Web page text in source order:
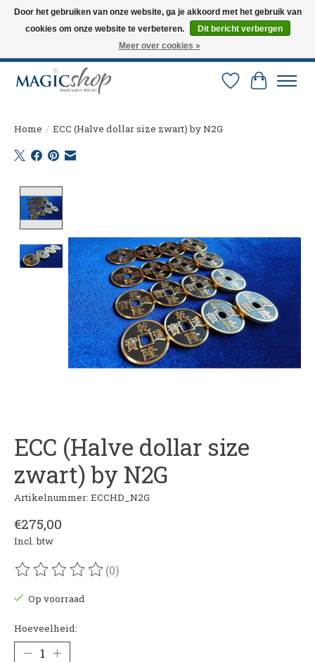
Altijd de nieuwste trucs op voorraad. Snelle verzending via PostNL en DHL.
Langskomen in onze winkel? Bel of mail om een afspraak te maken. 0251-
Verlanglijst
Home / ECC (Halve dollar size zwart) by N2G
ECC (Halve dollar size
zwart) by N2G
Artikelnummer: ECCHD_N2G
€275,00
Incl. btw
De beoordeling van dit product is
(0)
Op voorraad
Hoeveelheid:
Door het gebruiken van onze website, ga je akkoord met het gebruik van
cookies om onze website te verbeteren.
Dit bericht verbergen
Meer over cookies »